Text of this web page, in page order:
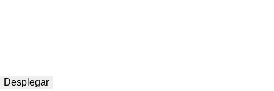
Desplegar